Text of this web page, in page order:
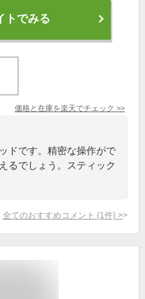
トでみる
価格と在庫を楽天でチェック >>
ドです。精密な操作がで
るでしょう。スティック
全てのおすすめコメント (1 件) >